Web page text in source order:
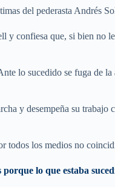
del pederasta Andrés
confiesa que, si bien no
lo sucedido se fuga de
y desempeña su
todos los medios no
lo que estaba